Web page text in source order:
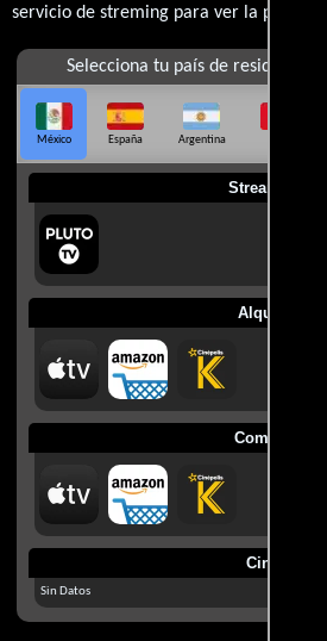
servicio de streming para ver la películas.
Selecciona tu país de residencia
México España Argentina
Streaming
Alquilar
Comprar
Cines
Sin Datos